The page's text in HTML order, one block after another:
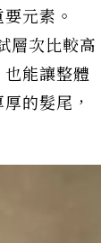
元素。
層次比較高
能讓整體
的髮尾，